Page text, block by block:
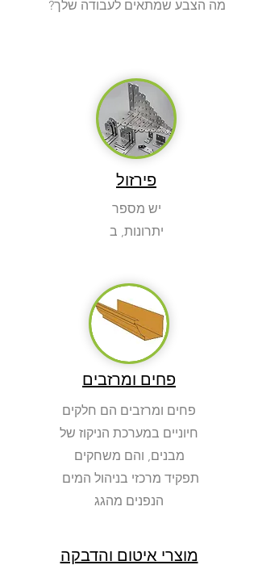
?מה הצבע שמתאים לעבודה שלך
פירזול
יש מספר
יתרונות, ב
פחים ומרזבים
פחים ומרזבים הם חלקים
חיוניים במערכת הניקוז של
מבנים, והם משחקים
תפקיד מרכזי בניהול המים
הנפנים מהגג
מוצרי איטום והדבקה